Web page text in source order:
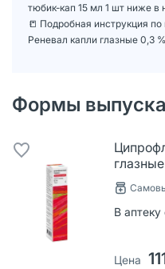
тюбик-кап 15 мл 1 шт ниже
📒 Подробная инструкция
Реневал капли глазные 0,3
Формы выпуска
В
Цена